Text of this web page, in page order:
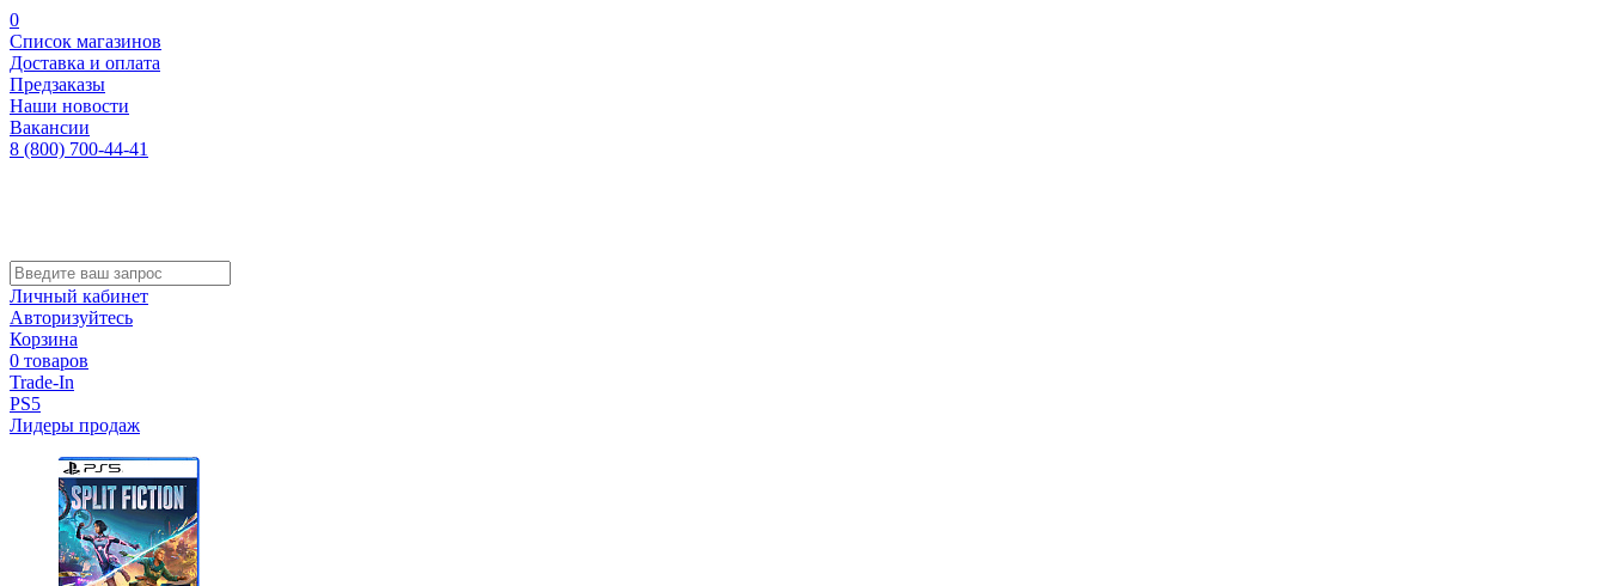
0
Список магазинов
Доставка и оплата
Предзаказы
Наши новости
Вакансии
8 (800) 700-44-41
Личный кабинет
Авторизуйтесь
Корзина
0 товаров
Trade-In
PS5
Лидеры продаж